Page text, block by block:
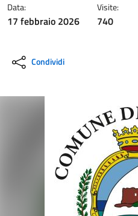
Data:
17 febbraio 2026
Visite:
740
Condividi